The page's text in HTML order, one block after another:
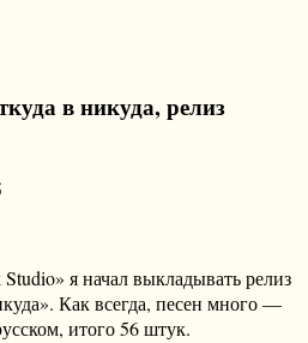
в никуда, релиз
я начал выкладывать релиз
Как всегда, песен много —
итого 56 штук.